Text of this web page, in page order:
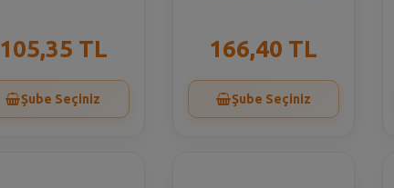
105,35 TL
Şube Seçiniz
166,40 TL
Şube Seçiniz